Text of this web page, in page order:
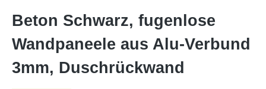
Beton Schwarz, fugenlose
Wandpaneele aus Alu-Verbund
3mm, Duschrückwand